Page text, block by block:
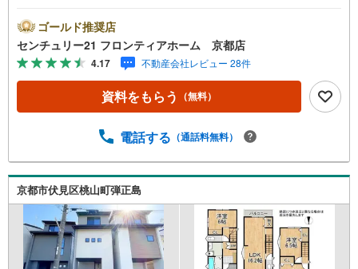
ッキングヒーター ・TVモニター付きインターホン ・全室2
面採光 立地 ・羽束師小学校まで徒歩約13分（約1040m）
・神川中学校まで徒歩約10分（約800m） 弊社について ・
センチュリー21グループ売上販売・契約件数 全国1位の実
績（2022年時点・全国991店舗中） ・リフォームなどのご
相談承ります！（カーポートの設置、間取りの一部変更な
てご案内 →現地/物件見学（約30分～） →ご希望条件のご
～） お気軽にお問い合わせください！
ゴールド推奨店
センチュリー21 フロンティアホーム 京都店
4.17 不動産会社レビュー 28件
資料をもらう （無料）
電話する （通話料無料）
京都市伏見区桃山町弾正島